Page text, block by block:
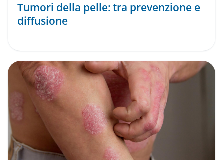
Tumori della pelle: tra prevenzione e
diffusione